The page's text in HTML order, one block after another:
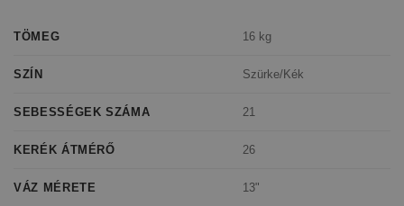
TÖMEG 16 kg
SZÍN Szürke/Kék
SEBESSÉGEK SZÁMA 21
KERÉK ÁTMÉRŐ 26
VÁZ MÉRETE 13"